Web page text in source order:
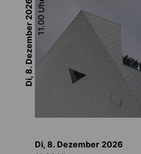
Di, 8. Dezember
2026
11.00
Uhr
Di, 8. Dezember 2026